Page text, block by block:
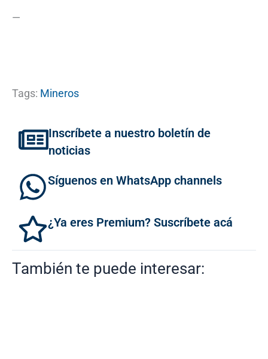
—
Tags: Mineros
Inscríbete a nuestro boletín de
noticias
Síguenos en WhatsApp channels
¿Ya eres Premium? Suscríbete acá
También te puede interesar: